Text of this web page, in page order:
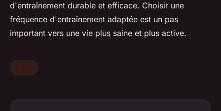
d'entraînement durable et efficace. Choisir une
fréquence d'entraînement adaptée est un pas
important vers une vie plus saine et plus active.
Actu